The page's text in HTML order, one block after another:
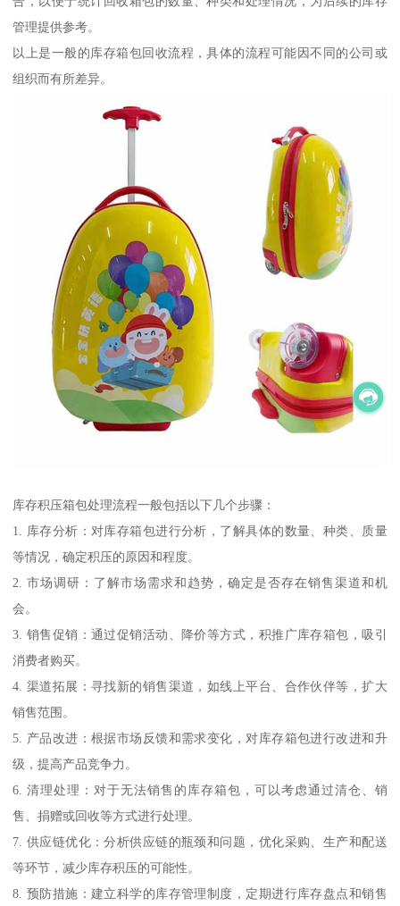
管理提供参考。
以上是一般的库存箱包回收流程，具体的流程可能因不同的公司或
组织而有所差异。
库存积压箱包处理流程一般包括以下几个步骤：
1. 库存分析：对库存箱包进行分析，了解具体的数量、种类、质量
等情况，确定积压的原因和程度。
2. 市场调研：了解市场需求和趋势，确定是否存在销售渠道和机
会。
3. 销售促销：通过促销活动、降价等方式，积推广库存箱包，吸引
消费者购买。
4. 渠道拓展：寻找新的销售渠道，如线上平台、合作伙伴等，扩大
销售范围。
5. 产品改进：根据市场反馈和需求变化，对库存箱包进行改进和升
级，提高产品竞争力。
6. 清理处理：对于无法销售的库存箱包，可以考虑通过清仓、销
售、捐赠或回收等方式进行处理。
7. 供应链优化：分析供应链的瓶颈和问题，优化采购、生产和配送
等环节，减少库存积压的可能性。
8. 预防措施：建立科学的库存管理制度，定期进行库存盘点和销售